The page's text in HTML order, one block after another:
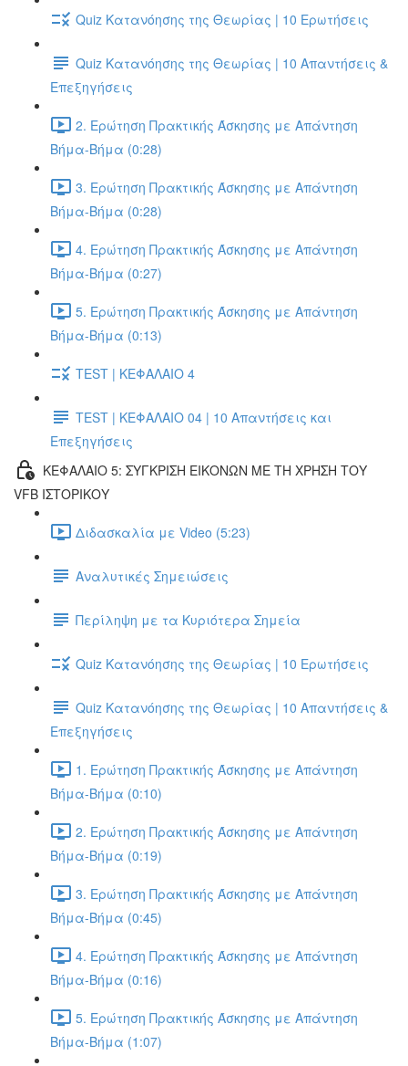
Quiz Κατανόησης της Θεωρίας | 10 Ερωτήσεις
Quiz Κατανόησης της Θεωρίας | 10 Απαντήσεις &
Επεξηγήσεις
2. Ερώτηση Πρακτικής Άσκησης με Απάντηση
Βήμα-Βήμα (0:28)
3. Ερώτηση Πρακτικής Άσκησης με Απάντηση
Βήμα-Βήμα (0:28)
4. Ερώτηση Πρακτικής Άσκησης με Απάντηση
Βήμα-Βήμα (0:27)
5. Ερώτηση Πρακτικής Άσκησης με Απάντηση
Βήμα-Βήμα (0:13)
TEST | ΚΕΦΑΛΑΙΟ 4
TEST | ΚΕΦΑΛΑΙΟ 04 | 10 Απαντήσεις και
Επεξηγήσεις
ΚΕΦΑΛΑΙΟ 5: ΣΥΓΚΡΙΣΗ ΕΙΚΟΝΩΝ ΜΕ ΤΗ ΧΡΗΣΗ ΤΟΥ
VFB ΙΣΤΟΡΙΚΟΥ
Διδασκαλία με Video (5:23)
Αναλυτικές Σημειώσεις
Περίληψη με τα Κυριότερα Σημεία
Quiz Κατανόησης της Θεωρίας | 10 Ερωτήσεις
Quiz Κατανόησης της Θεωρίας | 10 Απαντήσεις &
Επεξηγήσεις
1. Ερώτηση Πρακτικής Άσκησης με Απάντηση
Βήμα-Βήμα (0:10)
2. Ερώτηση Πρακτικής Άσκησης με Απάντηση
Βήμα-Βήμα (0:19)
3. Ερώτηση Πρακτικής Άσκησης με Απάντηση
Βήμα-Βήμα (0:45)
4. Ερώτηση Πρακτικής Άσκησης με Απάντηση
Βήμα-Βήμα (0:16)
5. Ερώτηση Πρακτικής Άσκησης με Απάντηση
Βήμα-Βήμα (1:07)